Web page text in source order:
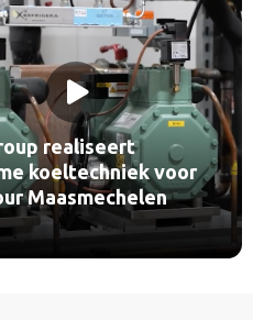
realiseert
koeltechniek voor
Maasmechelen